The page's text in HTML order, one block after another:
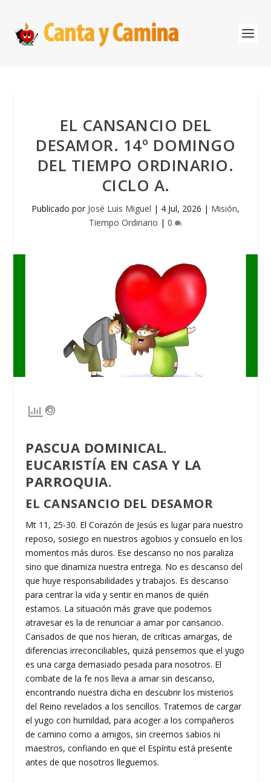
EL CANSANCIO DEL
DESAMOR. 14º DOMINGO
DEL TIEMPO ORDINARIO.
CICLO A.
Publicado por José Luis Miguel | 4 Jul, 2026 | Misión,
Tiempo Ordinario | 0
PASCUA DOMINICAL.
EUCARISTÍA EN CASA Y LA
PARROQUIA.
EL CANSANCIO DEL DESAMOR
Mt 11, 25-30. El Corazón de Jesús es lugar para nuestro
reposo, sosiego en nuestros agobios y consuelo en los
momentos más duros. Ese descanso no nos paraliza
sino que dinamiza nuestra entrega. No es descanso del
que huye responsabilidades y trabajos. Es descanso
para centrar la vida y sentir en manos de quién
estamos. La situación más grave que podemos
atravesar es la de renunciar a amar por cansancio.
Cansados de que nos hieran, de críticas amargas, de
diferencias irreconciliables, quizá pensemos que el yugo
es una carga demasiado pesada para nosotros. El
combate de la fe nos lleva a amar sin descanso,
encontrando nuestra dicha en descubrir los misterios
del Reino revelados a los sencillos. Tratemos de cargar
el yugo con humildad, para acoger a los compañeros
de camino como a amigos, sin creernos sabios ni
maestros, confiando en que el Espíritu está presente
antes de que nosotros lleguemos.